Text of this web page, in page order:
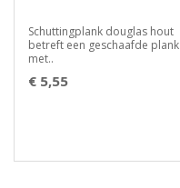
Schuttingplank douglas hout
betreft een geschaafde plank
met..
€ 5,55